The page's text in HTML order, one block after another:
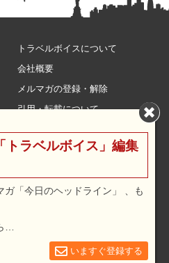
トラベルボイスについて
会社概要
メルマガの登録・解除
引用・転載について
利用規約
広告メニュー・料金
トラベルボイス」編集
「今日のヘッドライン」 、も
…
いますぐ登録する